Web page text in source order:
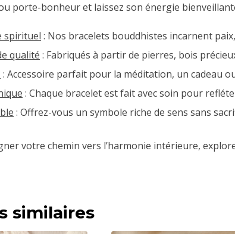
porte-bonheur et laissez son énergie
spirituel : Nos bracelets bouddhistes incarnent
qualité : Fabriqués à partir de pierres, bois
: Accessoire parfait pour la méditation, un cadeau
: Chaque bracelet est fait avec soin pour
: Offrez-vous un symbole riche de sens sans
votre chemin vers l’harmonie intérieure,
similaires